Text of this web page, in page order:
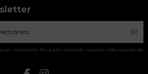
momento. Para ello, consulte nuestra información de